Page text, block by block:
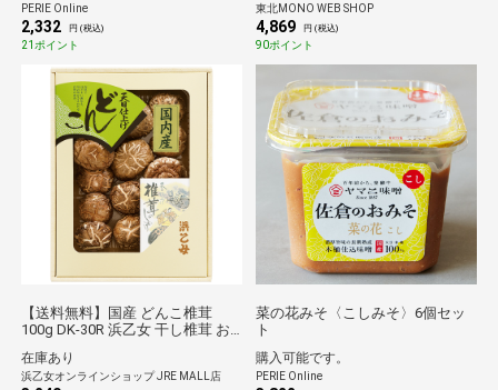
PERIE Online
2,332 円 (税込)
21ポイント
東北MONO WEB SHOP
4,869 円 (税込)
90ポイント
【送料無料】国産 どんこ椎茸
100g DK-30R 浜乙女 干し椎茸 お
在庫あり
浜乙女オンラインショップ JRE MALL店
菜の花みそ〈こしみそ〉6個セッ
ト
購入可能です。
PERIE Online